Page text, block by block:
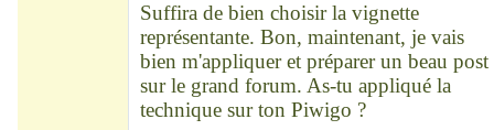
Suffira de bien choisir la vignette
représentante. Bon, maintenant, je vais
bien m'appliquer et préparer un beau post
sur le grand forum. As-tu appliqué la
technique sur ton Piwigo ?